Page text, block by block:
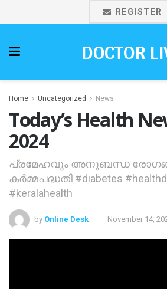
REGISTER
DOCTOR
Home Uncategorized News
Today’s Health
2024
പ്രമേഹവും അനുബന്ധ
കര്‍മ്മപദ്ധതി #diabetes
#keralahealth
by Online Desk November 14,